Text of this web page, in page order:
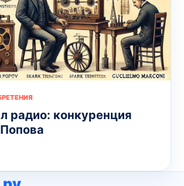
радио: конкуренция